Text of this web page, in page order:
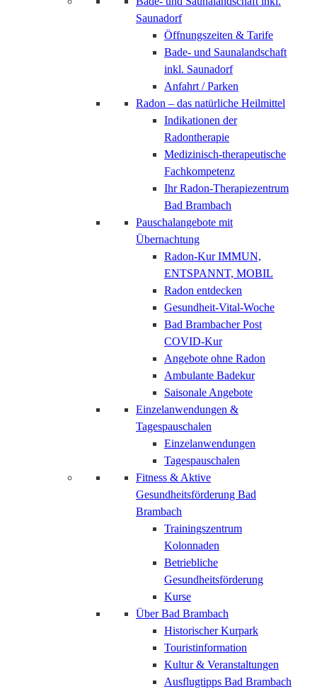
Saunadorf
Öffnungszeiten & Tarife
Bade- und Saunalandschaft
inkl. Saunadorf
Anfahrt / Parken
Radon – das natürliche Heilmittel
Indikationen der
Radontherapie
Medizinisch-therapeutische
Fachkompetenz
Ihr Radon-Therapiezentrum
Bad Brambach
Pauschalangebote mit
Übernachtung
Radon-Kur IMMUN,
ENTSPANNT, MOBIL
Radon entdecken
Gesundheit-Vital-Woche
Bad Brambacher Post
COVID-Kur
Angebote ohne Radon
Ambulante Badekur
Saisonale Angebote
Einzelanwendungen &
Tagespauschalen
Einzelanwendungen
Tagespauschalen
Fitness & Aktive
Gesundheitsförderung Bad
Brambach
Trainingszentrum
Kolonnaden
Betriebliche
Gesundheitsförderung
Kurse
Über Bad Brambach
Historischer Kurpark
Touristinformation
Kultur & Veranstaltungen
Ausflugtipps Bad Brambach